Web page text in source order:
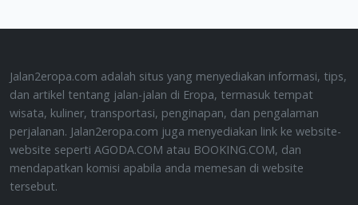
Jalan2eropa.com adalah situs yang menyediakan informasi, tips,
dan artikel tentang jalan-jalan di Eropa, termasuk tempat
wisata, kuliner, transportasi, penginapan, dan pengalaman
perjalanan. Jalan2eropa.com juga menyediakan link ke website-
website seperti AGODA.COM atau BOOKING.COM, dan
mendapatkan komisi apabila anda memesan di website
tersebut.